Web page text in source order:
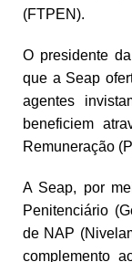
(FTPEN).
O presidente
que a Seap
agentes
beneficiem
Remuneração
A Seap, por
Penitenciário
de NAP
complemento